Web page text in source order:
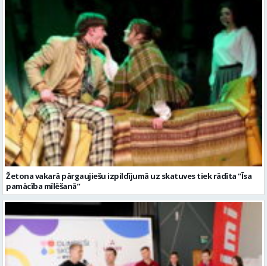
Žetona vakarā pārgaujiešu izpildījumā uz skatuves tiek rādīta “Īsa
pamācība mīlēšanā”